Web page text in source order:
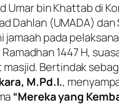
Umar bin Khattab di
Dahlan (UMADA) dan
pada
1447 H,
Bertindak
M.Pd.I.,
“Mereka yang